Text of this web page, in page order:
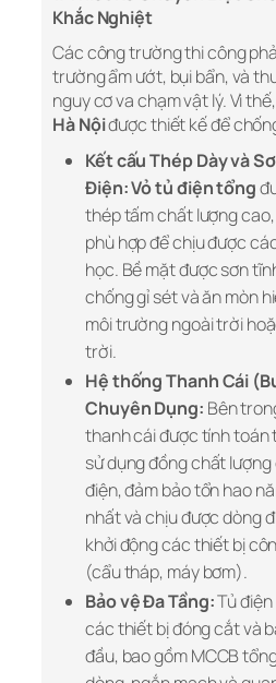
Khắc Nghiệt
Các công trường thi công
trường ẩm ướt, bụi bẩn, và
nguy cơ va chạm vật lý. Vì thế,
Hà Nộiđược thiết kế để
Kết cấu Thép Dày và
Điện:Vỏ tủ điện tổng
thép tấm chất lượng
phù hợp để chịu được
học. Bề mặt được sơn
chống gỉ sét và ăn mòn
môi trường ngoài trời
trời.
Hệ thống Thanh Cái
Chuyên Dụng: Bên
thanh cái được tính toán
sử dụng đồng chất
điện, đảm bảo tổn hao
nhất và chịu được dòng
khởi động các thiết bị
(cẩu tháp, máy bơm).
Bảo vệ Đa Tầng:Tủ
các thiết bị đóng cắt và
đầu, bao gồm MCCB